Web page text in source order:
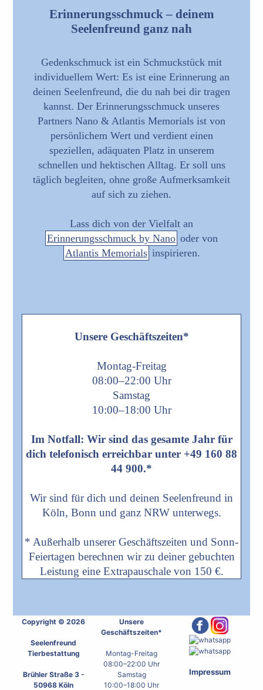
Erinnerungsschmuck – deinem
Seelenfreund ganz nah
Gedenkschmuck ist ein Schmuckstück mit
individuellem Wert: Es ist eine Erinnerung an
deinen Seelenfreund, die du nah bei dir tragen
kannst. Der Erinnerungsschmuck unseres
Partners Nano & Atlantis Memorials ist von
persönlichem Wert und verdient einen
speziellen, adäquaten Platz in unserem
schnellen und hektischen Alltag. Er soll uns
täglich begleiten, ohne große Aufmerksamkeit
auf sich zu ziehen.
Lass dich von der Vielfalt an
Erinnerungsschmuck by Nano oder von
Atlantis Memorials inspirieren.
Unsere Geschäftszeiten*
Montag-Freitag
08:00–22:00 Uhr
Samstag
10:00–18:00 Uhr
Im Notfall: Wir sind das gesamte Jahr für
dich telefonisch erreichbar unter +49 160 88
44 900.*
Wir sind für dich und deinen Seelenfreund in
Köln, Bonn und ganz NRW unterwegs.
* Außerhalb unserer Geschäftszeiten und Sonn-
Feiertagen berechnen wir zu deiner gebuchten
Leistung eine Extrapauschale von 150 €.
Copyright © 2026
Seelenfreund
Tierbestattung
Brühler Straße 3 -
50968 Köln
Unsere
Geschäftszeiten*
Montag-Freitag
08:00–22:00 Uhr
Samstag
10:00–18:00 Uhr
Impressum